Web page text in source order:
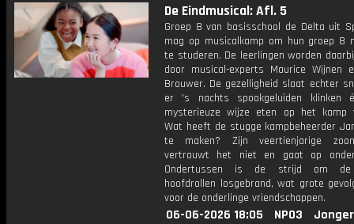
De Eindmusical: Afl. 5
Groep 8 van basisschool de Delta uit
mag op musicalkamp om hun groep 8
te studeren. De leerlingen worden
door musical-experts Maurice Wijnen
Brouwer. De gezelligheid slaat echter
er 's nachts spookgeluiden klinken
mysterieuze wijze eten op het kamp
Wat heeft de stugge kampbeheerder
te maken? Zijn veertienjarige
vertrouwt het niet en gaat op
Ondertussen is de strijd om de
hoofdrollen losgebrand, wat grote
voor de onderlinge vriendschappen.
06-06-2026 18:05 NPO3